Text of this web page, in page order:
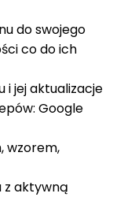
do swojego
co do ich
i jej aktualizacje
Google
wzorem,
z aktywną